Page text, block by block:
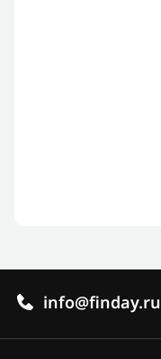
info@finday.ru